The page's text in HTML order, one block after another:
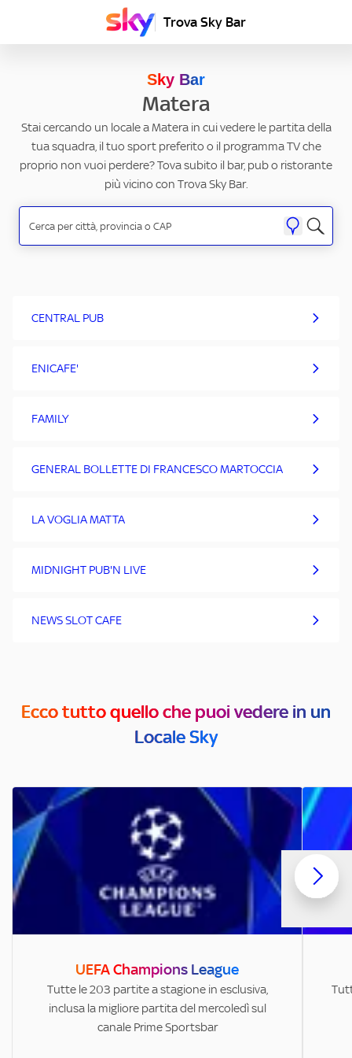
Trova Sky Bar
Sky Bar
Matera
Stai cercando un locale a Matera in cui vedere le partita della
tua squadra, il tuo sport preferito o il programma TV che
proprio non vuoi perdere? Tova subito il bar, pub o ristorante
più vicino con Trova Sky Bar.
CENTRAL PUB
ENICAFE'
FAMILY
GENERAL BOLLETTE DI FRANCESCO MARTOCCIA
LA VOGLIA MATTA
MIDNIGHT PUB'N LIVE
NEWS SLOT CAFE
Ecco tutto quello che puoi vedere in un
Locale Sky
UEFA Champions League
Tutte le 203 partite a stagione in esclusiva,
inclusa la migliore partita del mercoledì sul
canale Prime Sportsbar